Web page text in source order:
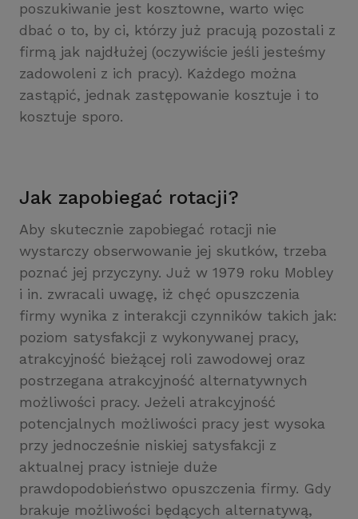
poszukiwanie jest kosztowne, warto więc
dbać o to, by ci, którzy już pracują pozostali z
firmą jak najdłużej (oczywiście jeśli jesteśmy
zadowoleni z ich pracy). Każdego można
zastąpić, jednak zastępowanie kosztuje i to
kosztuje sporo.
Jak zapobiegać rotacji?
Aby skutecznie zapobiegać rotacji nie
wystarczy obserwowanie jej skutków, trzeba
poznać jej przyczyny. Już w 1979 roku Mobley
i in. zwracali uwagę, iż chęć opuszczenia
firmy wynika z interakcji czynników takich jak:
poziom satysfakcji z wykonywanej pracy,
atrakcyjność bieżącej roli zawodowej oraz
postrzegana atrakcyjność alternatywnych
możliwości pracy. Jeżeli atrakcyjność
potencjalnych możliwości pracy jest wysoka
przy jednocześnie niskiej satysfakcji z
aktualnej pracy istnieje duże
prawdopodobieństwo opuszczenia firmy. Gdy
brakuje możliwości będących alternatywą,